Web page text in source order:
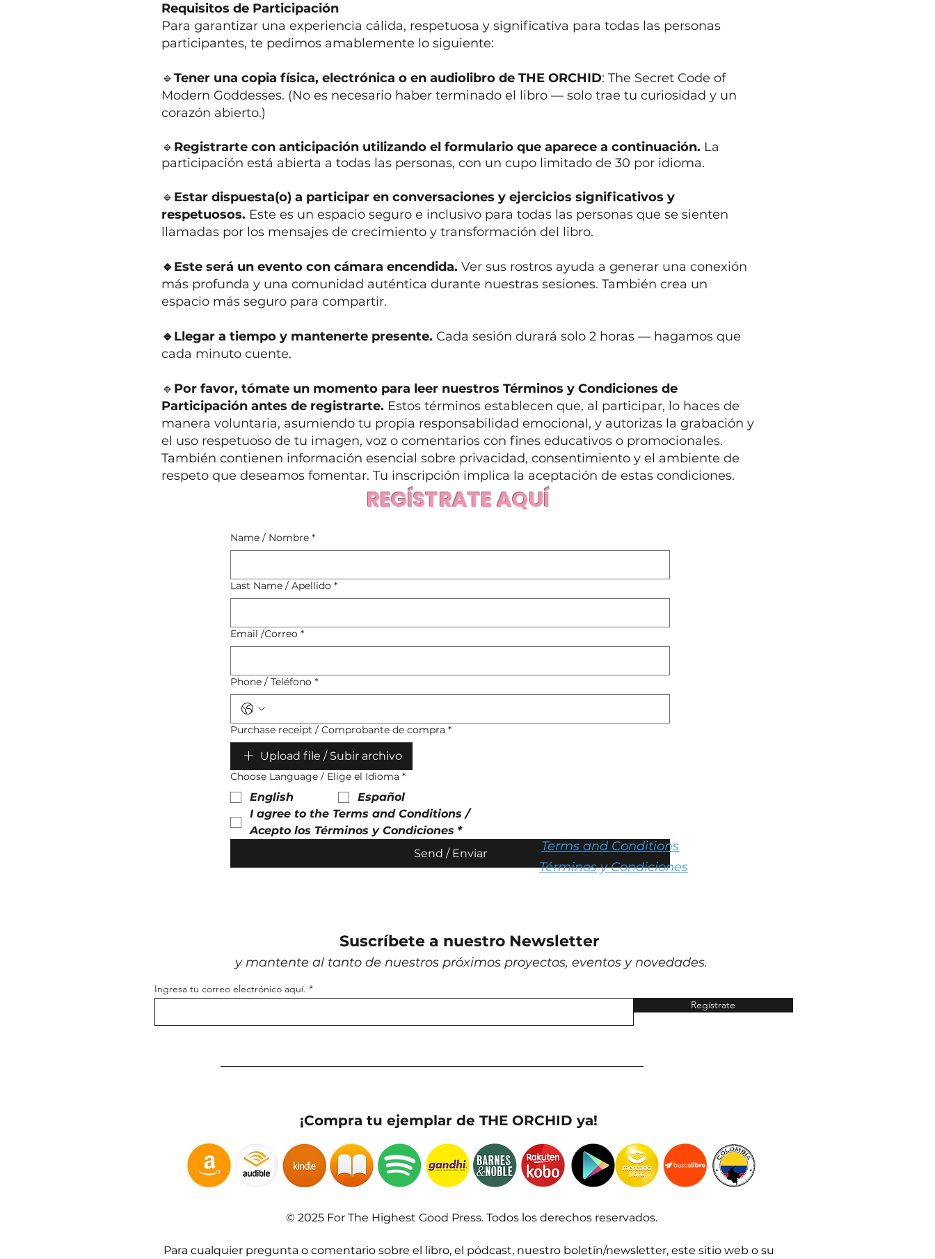
Requisitos de Participación
Para garantizar una experiencia cálida, respetuosa y significativa para todas las personas
participantes, te pedimos amablemente lo siguiente:
🔹Tener una copia física, electrónica o en audiolibro de THE ORCHID: The Secret Code of
Modern Goddesses. (No es necesario haber terminado el libro — solo trae tu curiosidad y un
corazón abierto.)
🔹 Registrarte con anticipación utilizando el formulario que aparece a continuación. La
participación está abierta a todas las personas, con un cupo limitado de 30 por idioma.
🔹 Estar dispuesta(o) a participar en conversaciones y ejercicios significativos y
respetuosos. Este es un espacio seguro e inclusivo para todas las personas que se sienten
llamadas por los mensajes de crecimiento y transformación del libro.
🔹Este será un evento con cámara encendida. Ver sus rostros ayuda a generar una conexión
más profunda y una comunidad auténtica durante nuestras sesiones. También crea un
espacio más seguro para compartir.
🔹Llegar a tiempo y mantenerte presente. Cada sesión durará solo 2 horas — hagamos que
cada minuto cuente.
🔹 Por favor, tómate un momento para leer nuestros Términos y Condiciones de
Participación antes de registrarte. Estos términos establecen que, al participar, lo haces de
manera voluntaria, asumiendo tu propia responsabilidad emocional, y autorizas la grabación y
el uso respetuoso de tu imagen, voz o comentarios con fines educativos o promocionales.
También contienen información esencial sobre privacidad, consentimiento y el ambiente de
respeto que deseamos fomentar. Tu inscripción implica la aceptación de estas condiciones.
REGÍSTRATE AQUÍ
Name / Nombre *
Last Name / Apellido *
Email /Correo *
Phone / Teléfono *
Purchase receipt / Comprobante de compra *
Upload file / Subir archivo
Choose Language / Elige el Idioma *
English
Español
I agree to the Terms and Conditions /
Acepto los Términos y Condiciones *
Send / Enviar
Términos y Condiciones
Terms and Conditions
y mantente al tanto de nuestros próximos proyectos, eventos y novedades.
Suscríbete a nuestro Newsletter
Ingresa tu correo electrónico aquí.
Regístrate
¡Compra tu ejemplar de THE ORCHID ya!
© 2025 For The Highest Good Press. Todos los derechos reservados.
Para cualquier pregunta o comentario sobre el libro, el pódcast, nuestro boletín/newsletter, este sitio web o su